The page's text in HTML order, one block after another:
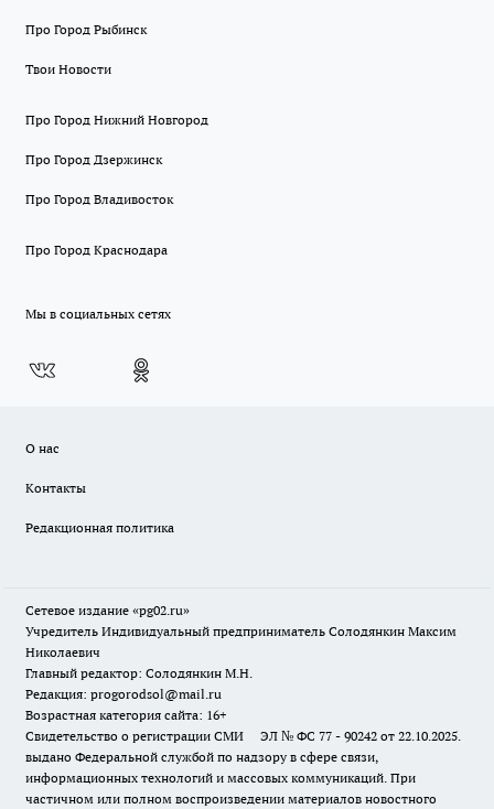
Про Город Рыбинск
Твои Новости
Про Город Нижний Новгород
Про Город Дзержинск
Про Город Владивосток
Про Город Краснодара
Мы в социальных сетях
О нас
Контакты
Редакционная политика
Сетевое издание «pg02.ru»
Учредитель Индивидуальный предприниматель Солодянкин Максим
Николаевич
Главный редактор: Солодянкин М.Н.
Редакция: progorodsol@mail.ru
Возрастная категория сайта: 16+
Свидетельство о регистрации СМИ ЭЛ № ФС 77 - 90242 от 22.10.2025.
выдано Федеральной службой по надзору в сфере связи,
информационных технологий и массовых коммуникаций. При
частичном или полном воспроизведении материалов новостного